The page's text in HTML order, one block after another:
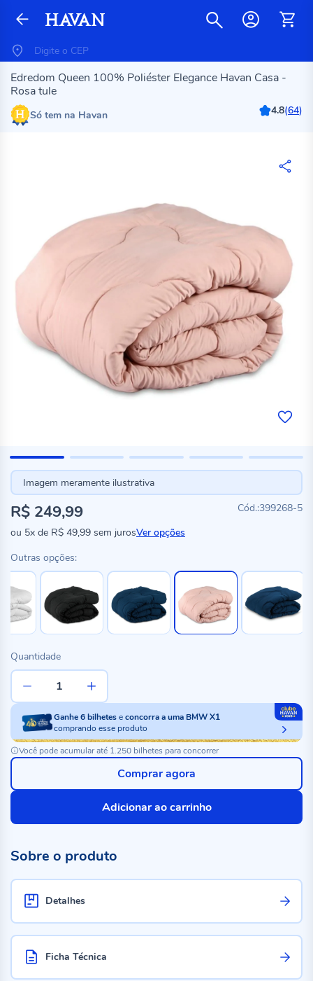
Edredom Queen 100% Poliéster Elegance Havan Casa -
Rosa tule
Só tem na Havan 4.8(64)
Imagem meramente ilustrativa
399268-5
R$ 249,99
ou 5x de R$ 49,99 sem jurosVer opções
Outras opções:
Quantidade
Ganhe6bilheteseconcorra a uma BMW X1
comprando esse produto
Você pode acumular até 1.250 bilhetes para concorrer
Adicionar ao carrinho
Comprar agora
Sobre o produto
Detalhes
Ficha Técnica